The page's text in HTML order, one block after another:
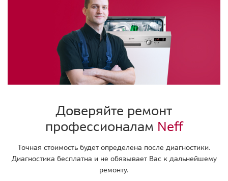
Доверяйте ремонт
профессионалам Neff
Точная стоимость будет определена после диагностики.
Диагностика бесплатна и не обязывает Вас к дальнейшему
ремонту.